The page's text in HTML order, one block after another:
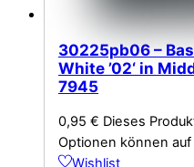
30225pb06 –
White ’02‘ in
7945
0,95 € Dieses
Optionen können
Wishlist